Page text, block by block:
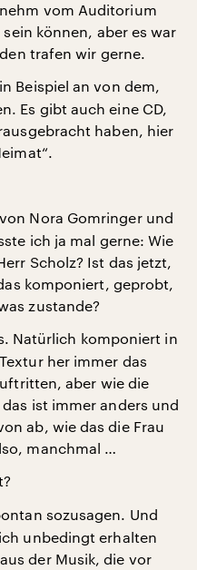
vom Auditorium
können, aber es war
trafen wir gerne.
Beispiel an von dem,
Es gibt auch eine CD,
haben, hier
Nora Gomringer und
ich ja mal gerne: Wie
Scholz? Ist das jetzt,
komponiert, geprobt,
zustande?
Natürlich komponiert in
her immer das
aber wie die
ist immer anders und
ab, wie das die Frau
manchmal …
sozusagen. Und
unbedingt erhalten
der Musik, die vor